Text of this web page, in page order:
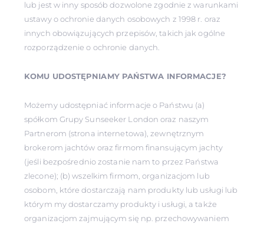
lub jest w inny sposób dozwolone zgodnie z warunkami
ustawy o ochronie danych osobowych z 1998 r. oraz
innych obowiązujących przepisów, takich jak ogólne
rozporządzenie o ochronie danych.
KOMU UDOSTĘPNIAMY PAŃSTWA INFORMACJE?
Możemy udostępniać informacje o Państwu (a)
spółkom Grupy Sunseeker London oraz naszym
Partnerom (strona internetowa), zewnętrznym
brokerom jachtów oraz firmom finansującym jachty
(jeśli bezpośrednio zostanie nam to przez Państwa
zlecone); (b) wszelkim firmom, organizacjom lub
osobom, które dostarczają nam produkty lub usługi lub
którym my dostarczamy produkty i usługi, a także
organizacjom zajmującym się np. przechowywaniem